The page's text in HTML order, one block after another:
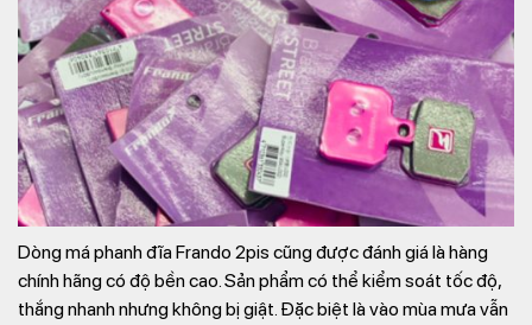
Dòng má phanh đĩa Frando 2pis cũng được đánh giá là hàng
chính hãng có độ bền cao. Sản phẩm có thể kiểm soát tốc độ,
thắng nhanh nhưng không bị giật. Đặc biệt là vào mùa mưa vẫn